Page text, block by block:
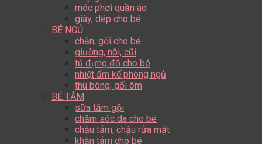
móc phơi quần áo
giày, dép cho bé
BÉ NGỦ
chăn, gối cho bé
giường, nôi, cũi
tủ đựng đồ cho bé
nhiệt ẩm kế phòng ngủ
thú bông, gối ôm
BÉ TẮM
sữa tắm gội
chăm sóc da cho bé
chậu tắm, chậu rửa mặt
khăn tắm cho bé